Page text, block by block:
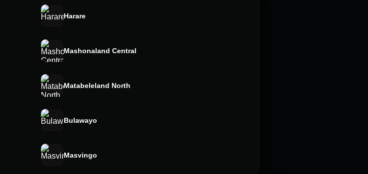
Harare
Mashonaland Central
Matabeleland North
Bulawayo
Masvingo